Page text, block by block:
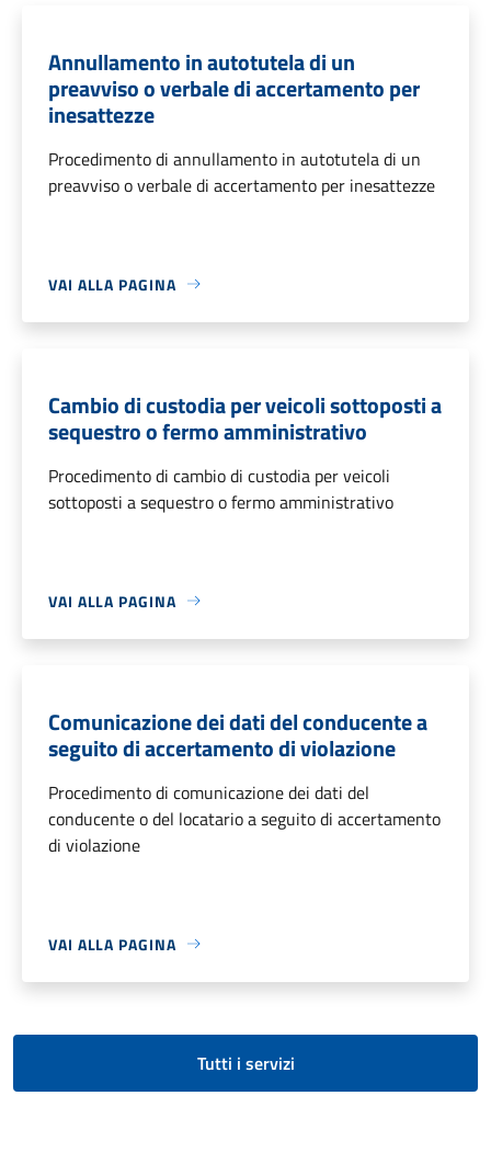
Annullamento in autotutela di un
preavviso o verbale di accertamento per
inesattezze
Procedimento di annullamento in autotutela di un
preavviso o verbale di accertamento per inesattezze
VAI ALLA PAGINA
Cambio di custodia per veicoli sottoposti a
sequestro o fermo amministrativo
Procedimento di cambio di custodia per veicoli
sottoposti a sequestro o fermo amministrativo
VAI ALLA PAGINA
Comunicazione dei dati del conducente a
seguito di accertamento di violazione
Procedimento di comunicazione dei dati del
conducente o del locatario a seguito di accertamento
di violazione
VAI ALLA PAGINA
Tutti i servizi